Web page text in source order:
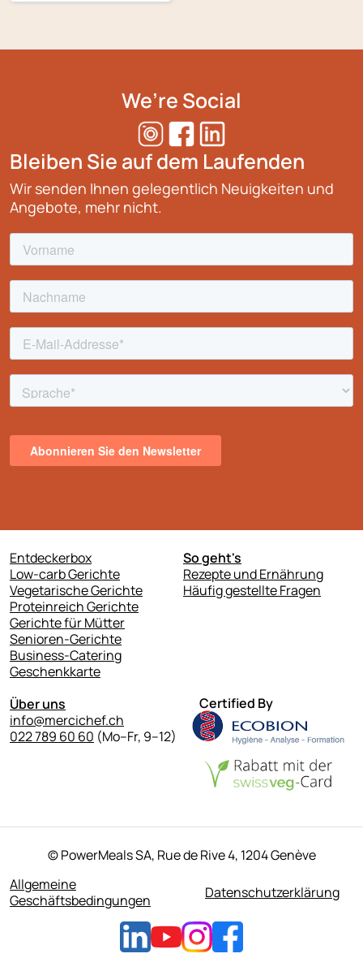
We’re Social
Bleiben Sie auf dem Laufenden
Wir senden Ihnen gelegentlich Neuigkeiten und
Angebote, mehr nicht.
Entdeckerbox
Low-carb Gerichte
Vegetarische Gerichte
Proteinreich Gerichte
Gerichte für Mütter
Senioren-Gerichte
Business-Catering
Geschenkkarte
So geht's
Rezepte und Ernährung
Häufig gestellte Fragen
Über uns
info@mercichef.ch
022 789 60 60 (Mo–⁠Fr, 9–⁠12)
Certified By
© PowerMeals SA, Rue de Rive 4, 1204 Genève
Allgemeine
Geschäftsbedingungen
Datenschutzerklärung